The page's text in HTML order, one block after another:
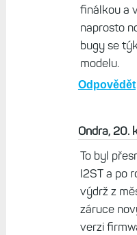
finálkou a
naprosto
bugy se
modelu.
Odpovědět
Ondra, 20.
To byl
I2ST a po
výdrž z
záruce
verzi